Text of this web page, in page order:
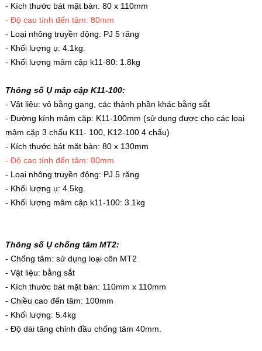
Puly PJ40 (lỗ 10/12/15mm)
90.000đ
Puly PJ30 (lỗ 8mm /10mm)
70.000đ
Puly PJ15 lỗ 5mm
50.000đ
- Kích thước bát mặt bàn: 80 x 110mm
- Độ cao tính đến tâm: 80mm
- Loại nhông truyền động: PJ 5 răng
- Khối lượng ụ: 4.1kg.
- Khối lượng mâm cập k11-80: 1.8kg
Thông số Ụ mâp cập K11-100:
- Vật liệu: vỏ bằng gang, các thành phần khác bằng sắt
- Đường kính mâm cặp: K11-100mm (sử dụng được cho các loại
mâm cặp 3 chấu K11- 100, K12-100 4 chấu)
- Kích thước bát mặt bàn: 80 x 130mm
- Độ cao tính đến tâm: 80mm
- Loại nhông truyền động: PJ 5 răng
- Khối lượng ụ: 4.5kg.
- Khối lượng mâm cập k11-100: 3.1kg
Thông số Ụ chống tâm MT2:
- Chống tâm: sử dụng loại côn MT2
- Vật liệu: bằng sắt
- Kích thước bát mặt bàn: 110mm x 110mm
- Chiều cao đến tâm: 100mm
- Khối lượng: 5.4kg
- Độ dài tăng chỉnh đầu chống tâm 40mm.